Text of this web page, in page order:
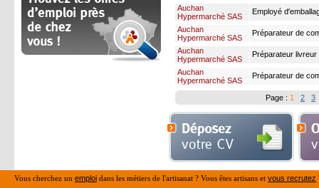
Auchan
Hypermarché SAS
Employé
Auchan
Hypermarché SAS
Préparateur de
Auchan
Hypermarché SAS
Préparateur
Auchan
Hypermarché SAS
Préparateur de
Page : 1 2 3
Vous cherchez un emploi dans les métiers de l'artisanat ? Vous êtes artisans et vous recrutez